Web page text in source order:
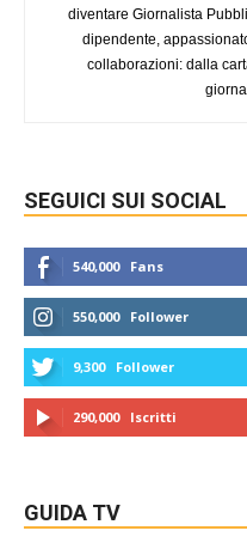
diventare Giornalista
dipendente,
collaborazioni: dalla
SEGUICI SUI SOCIAL
540,000 Fans
550,000 Follower
9,300 Follower
290,000 Iscritti
GUIDA TV